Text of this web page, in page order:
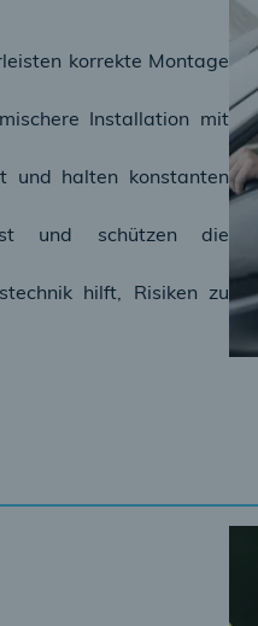
korrekte Montage
Installation mit
und halten konstanten
und schützen die
hilft, Risiken zu